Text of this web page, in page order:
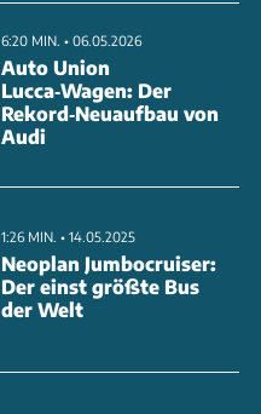
6:20 MIN. • 06.05.2026
Auto Union
Lucca‑Wagen: Der
Rekord‑Neuaufbau von
Audi
1:26 MIN. • 14.05.2025
Neoplan Jumbocruiser:
Der einst größte Bus
der Welt